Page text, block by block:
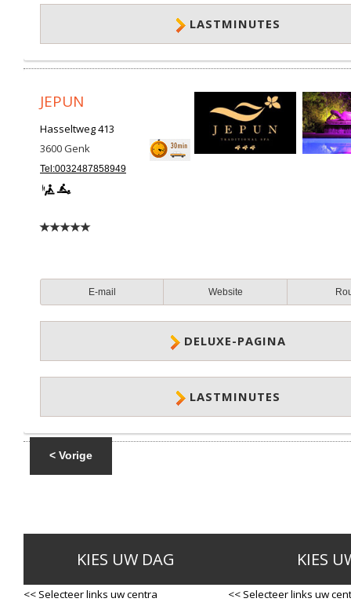
LASTMINUTES
JEPUN
Hasseltweg 413
3600Genk
Tel:0032487858949
E-mail Website
DELUXE-PAGINA
LASTMINUTES
< Vorige
KIES UW DAG
<< Selecteer links uw centra
KIES
<< Selecteer links uw